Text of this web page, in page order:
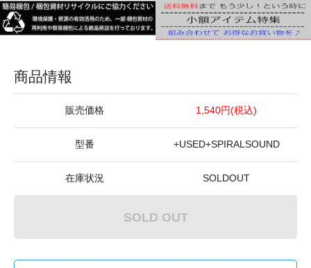
商品情報
販売価格 1,540円(税込)
型番 +USED+SPIRALSOUND
在庫状況 SOLDOUT
SOLD OUT